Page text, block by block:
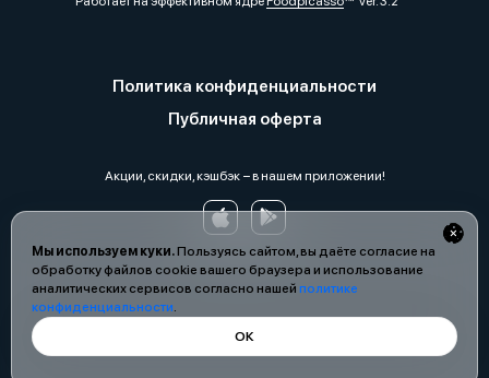
Мы используем куки.Пользуясь сайтом, вы даёте согласие на
обработку файлов cookie вашего браузера и использование
аналитических сервисов согласно нашей политике
конфиденциальности.
ОК
Политика конфиденциальности
Публичная оферта
Акции, скидки, кэшбэк − в нашем приложении!